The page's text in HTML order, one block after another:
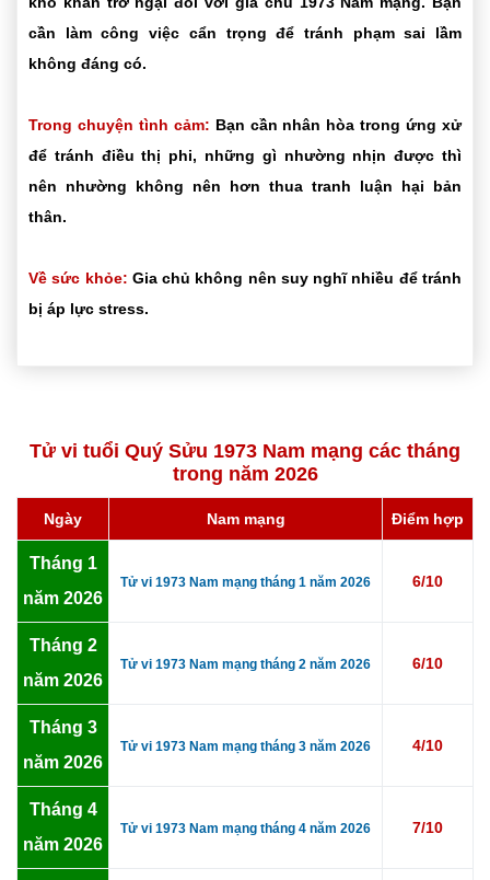
cần làm công việc cẩn trọng để tránh phạm sai lầm
không đáng có.
Trong chuyện tình cảm: Bạn cần nhân hòa trong ứng xử
để tránh điều thị phi, những gì nhường nhịn được thì
nên nhường không nên hơn thua tranh luận hại bản
thân.
Về sức khỏe: Gia chủ không nên suy nghĩ nhiều để tránh
bị áp lực stress.
Tử vi tuổi Quý Sửu 1973 Nam mạng các tháng
trong năm 2026
Ngày Nam mạng Điểm hợp
Tháng 1
năm 2026
Tử vi 1973 Nam mạng tháng 1 năm 2026 6/10
Tháng 2
năm 2026
Tử vi 1973 Nam mạng tháng 2 năm 2026 6/10
Tháng 3
năm 2026
Tử vi 1973 Nam mạng tháng 3 năm 2026 4/10
Tháng 4
năm 2026
Tử vi 1973 Nam mạng tháng 4 năm 2026 7/10